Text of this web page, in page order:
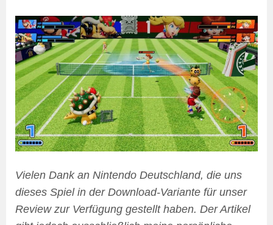
Vielen Dank an Nintendo Deutschland, die uns
dieses Spiel in der Download-Variante für unser
Review zur Verfügung gestellt haben. Der Artikel